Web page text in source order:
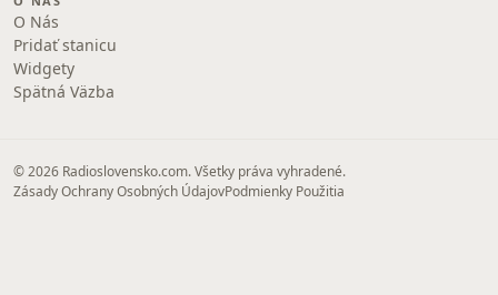
O Nás
Pridať stanicu
Widgety
Spätná Väzba
© 2026 Radioslovensko.com. Všetky práva vyhradené.
Zásady Ochrany Osobných ÚdajovPodmienky Použitia